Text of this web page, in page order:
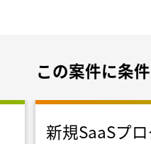
この案件に条
新規SaaSプ